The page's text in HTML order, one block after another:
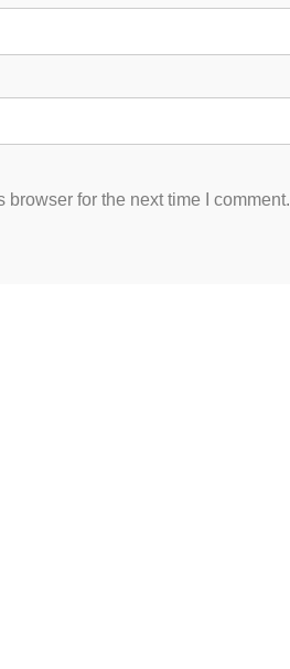
for the next time I comment.